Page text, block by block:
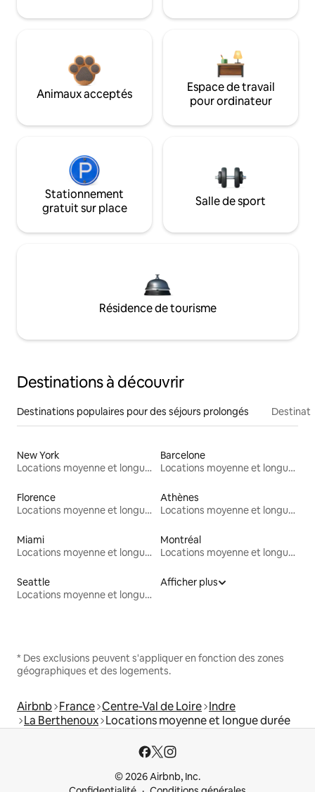
Animaux acceptés
Espace de travail
pour ordinateur
Stationnement
gratuit sur place
Salle de sport
Résidence de tourisme
Destinations à découvrir
Destinations populaires pour des séjours prolongés
New York
Locations moyenne et longue durée
Barcelone
Locations moyenne et longue durée
Florence
Locations moyenne et longue durée
Athènes
Locations moyenne et longue durée
Miami
Locations moyenne et longue durée
Montréal
Locations moyenne et longue durée
Seattle
Locations moyenne et longue durée
Afficher plus
* Des exclusions peuvent s'appliquer en fonction des zones
géographiques et des logements.
Airbnb France Centre-Val de Loire Indre
La Berthenoux Locations moyenne et longue durée
© 2026 Airbnb, Inc.